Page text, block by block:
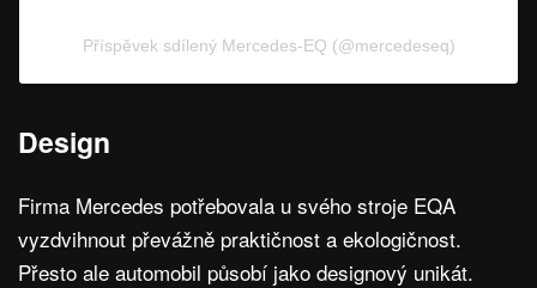
Příspěvek sdílený Mercedes-EQ (@mercedeseq)
Design
Firma Mercedes potřebovala u svého stroje EQA
vyzdvihnout převážně praktičnost a ekologičnost.
Přesto ale automobil působí jako designový unikát.